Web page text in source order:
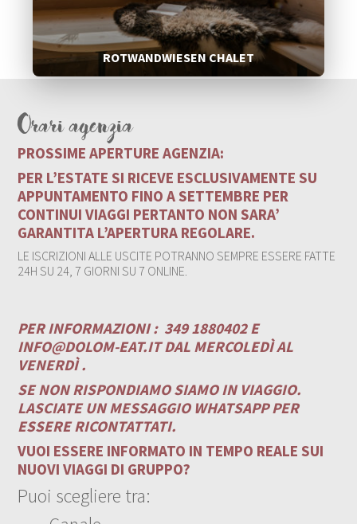
ROTWANDWIESEN CHALET
Orari agenzia
PROSSIME APERTURE AGENZIA:
PER L’ESTATE SI RICEVE ESCLUSIVAMENTE SU
APPUNTAMENTO FINO A SETTEMBRE PER
CONTINUI VIAGGI PERTANTO NON SARA’
GARANTITA L’APERTURA REGOLARE.
LE ISCRIZIONI ALLE USCITE POTRANNO SEMPRE ESSERE FATTE
24H SU 24, 7 GIORNI SU 7 ONLINE.
PER INFORMAZIONI : 349 1880402 E
INFO@DOLOM-EAT.ITDAL MERCOLEDÌ AL
VENERDÌ .
SE NON RISPONDIAMO SIAMO IN VIAGGIO.
LASCIATE UN MESSAGGIO WHATSAPP PER
ESSERE RICONTATTATI.
VUOI ESSERE INFORMATO IN TEMPO REALE SUI
NUOVI VIAGGI DI GRUPPO?
Puoi scegliere tra: